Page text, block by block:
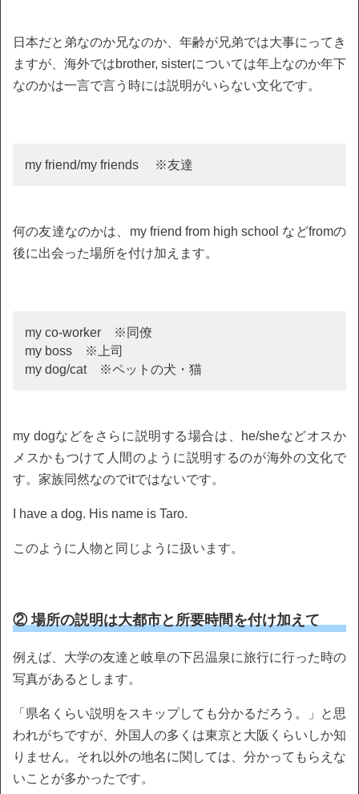
日本だと弟なのか兄なのか、年齢が兄弟では大事にってき
ますが、海外ではbrother, sisterについては年上なのか年下
なのかは一言で言う時には説明がいらない文化です。
my friend/my friends ※友達
何の友達なのかは、my friend from high school などfromの
後に出会った場所を付け加えます。
my co-worker ※同僚
my boss ※上司
my dog/cat ※ペットの犬・猫
my dogなどをさらに説明する場合は、he/sheなどオスか
メスかもつけて人間のように説明するのが海外の文化で
す。家族同然なのでitではないです。
I have a dog. His name is Taro.
このように人物と同じように扱います。
② 場所の説明は大都市と所要時間を付け加えて
例えば、大学の友達と岐阜の下呂温泉に旅行に行った時の
写真があるとします。
「県名くらい説明をスキップしても分かるだろう。」と思
われがちですが、外国人の多くは東京と大阪くらいしか知
りません。それ以外の地名に関しては、分かってもらえな
いことが多かったです。